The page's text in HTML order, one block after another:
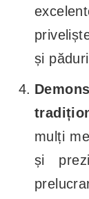
și
mulți
și